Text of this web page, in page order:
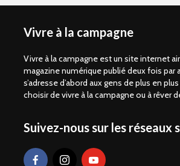
Vivre à la campagne
Vivre à la campagne est un site internet
magazine numérique publié deux fois par
s’adresse d’abord aux gens de plus en
choisir de vivre à la campagne ou à rêver
Suivez-nous sur les réseaux